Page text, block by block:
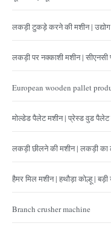
लकड़ी टुकड़े करने की मशीन |
लकड़ी पर नक्काशी मशीन |
European wooden pallet
मोल्डेड पैलेट मशीन | प्रेस्ड वुड
लकड़ी छीलने की मशीन | लकड़ी का
हैमर मिल मशीन | हथौड़ा कोल्हू |
Branch crusher machine